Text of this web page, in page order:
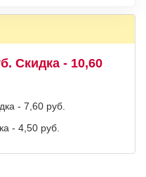
Скидка - 10,60
- 7,60 руб.
- 4,50 руб.